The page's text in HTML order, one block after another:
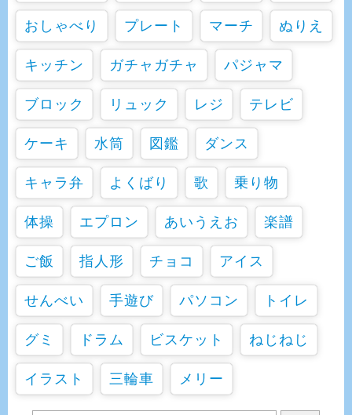
おしゃべり プレート マーチ ぬりえ
キッチン ガチャガチャ パジャマ
ブロック リュック レジ テレビ
ケーキ 水筒 図鑑 ダンス
キャラ弁 よくばり 歌 乗り物
体操 エプロン あいうえお 楽譜
ご飯 指人形 チョコ アイス
せんべい 手遊び パソコン トイレ
グミ ドラム ビスケット ねじねじ
イラスト 三輪車 メリー